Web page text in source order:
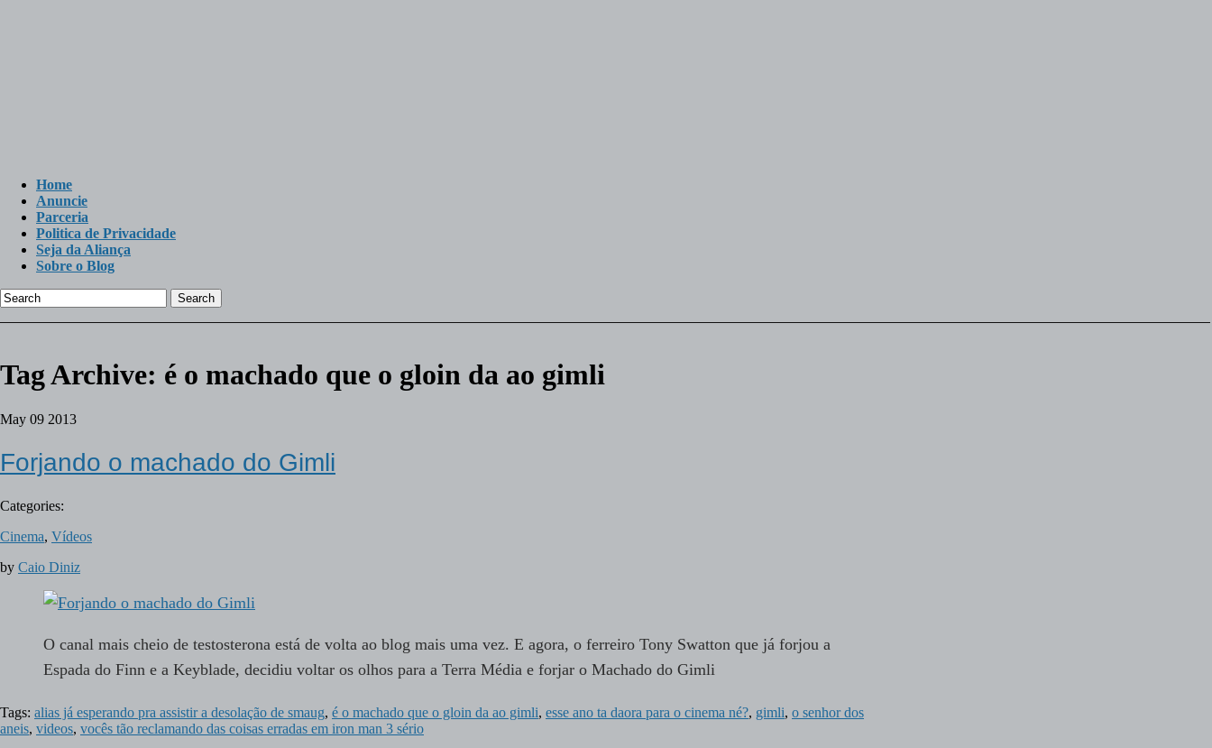
Home
Anuncie
Parceria
Politica de Privacidade
Seja da Aliança
Sobre o Blog
Search
Tag Archive: é o machado que o gloin da ao gimli
May 09 2013
Forjando o machado do Gimli
Categories:
Cinema, Vídeos
by Caio Diniz
O canal mais cheio de testosterona está de volta ao blog mais uma vez. E agora, o ferreiro Tony Swatton que já forjou a
Espada do Finn e a Keyblade, decidiu voltar os olhos para a Terra Média e forjar o Machado do Gimli
Tags: alias já esperando pra assistir a desolação de smaug, é o machado que o gloin da ao gimli, esse ano ta daora para o cinema né?, gimli, o senhor dos
aneis, videos, vocês tão reclamando das coisas erradas em iron man 3 sério